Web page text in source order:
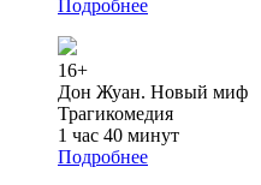
Подробнее
16+
Дон Жуан. Новый миф
Трагикомедия
1 час 40 минут
Подробнее